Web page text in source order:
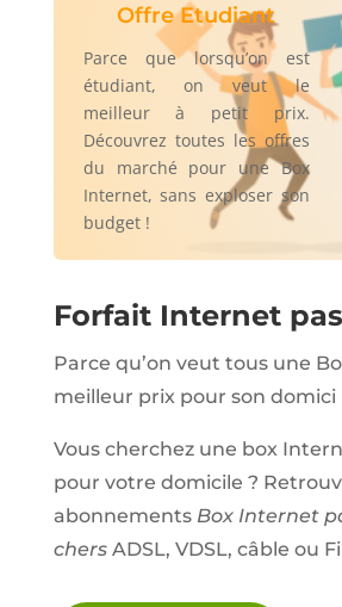
Offre Etudiant
Parce que lorsqu’on est
étudiant, on veut le
meilleur à petit prix.
Découvrez toutes les offres
du marché pour une Box
Internet, sans exploser son
budget !
Forfait Internet
Parce qu’on veut tous une
meilleur prix pour son domici
Vous cherchez une box
pour votre domicile ?
abonnements Box Internet
chersADSL, VDSL, câble ou